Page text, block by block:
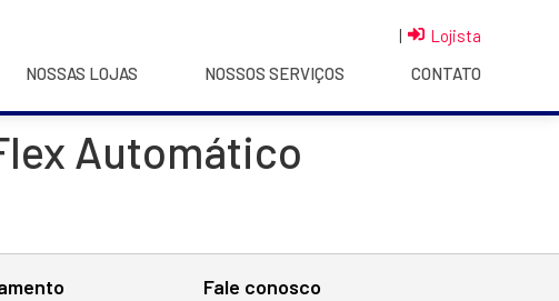
|
Lojista
NOSSAS LOJAS NOSSOS SERVIÇOS CONTATO
Automático
Fale conosco